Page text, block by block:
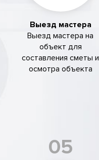
Выезд мастера
Выезд мастера на
объект для
составления сметы и
осмотра объекта
05